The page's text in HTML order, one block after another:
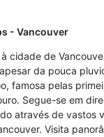
- Vancouver
cidade de
da pouca
famosa pelas
Segue-se em
através de vastos
Visita